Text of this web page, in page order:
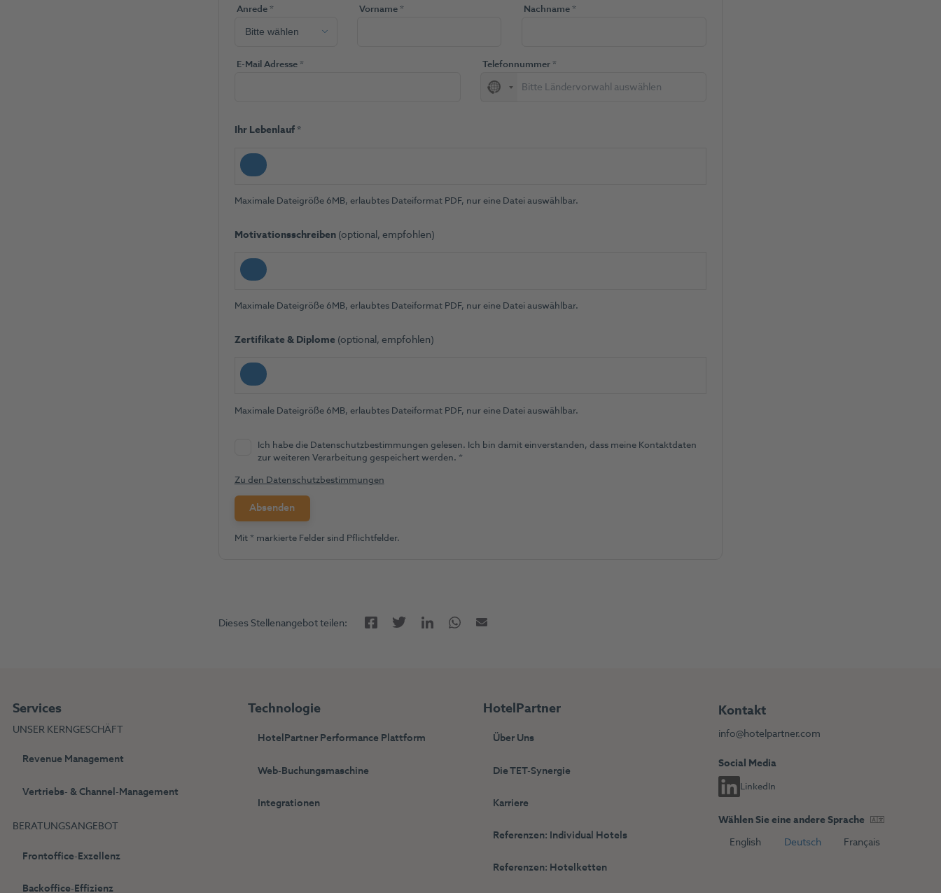
Anrede(Pflichtfeld)
* Vorname(Pflichtfeld)
* Nachname(Pflichtfeld)
*
E-Mail Adresse(Pflichtfeld)
* Telefonnummer(Pflichtfeld)
*
No
Ihr Lebenlauf(Pflichtfeld)
*
Maximale Dateigröße 6MB, erlaubtes Dateiformat PDF, nur eine Datei auswählbar.
Motivationsschreiben(optional, empfohlen)
Maximale Dateigröße 6MB, erlaubtes Dateiformat PDF, nur eine Datei auswählbar.
Zertifikate & Diplome (optional, empfohlen)
Maximale Dateigröße 6MB, erlaubtes Dateiformat PDF, nur eine Datei auswählbar.
Ich habe die Datenschutzbestimmungen gelesen. Ich bin damit einverstanden, dass meine Kontaktdaten
zur weiteren Verarbeitung gespeichert werden. (Pflichtfeld)
*
Zu den Datenschutzbestimmungen
Mit * markierte Felder sind Pflichtfelder.
Dieses Stellenangebot teilen: FacebookTwitterLinkedInTwitterE-Mail
Services
UNSER KERNGESCHÄFT
Revenue Management
Vertriebs- & Channel-Management
BERATUNGSANGEBOT
Frontoffice-Exzellenz
Backoffice-Effizienz
Technologie
HotelPartner Performance Plattform
Web-Buchungsmaschine
Integrationen
HotelPartner
Über Uns
Die TET-Synergie
Karriere
Referenzen: Individual Hotels
Referenzen: Hotelketten
Kontakt
info@hotelpartner.com
Social Media
LinkedIn
Wählen Sie eine andere Sprache
English
Deutsch Français